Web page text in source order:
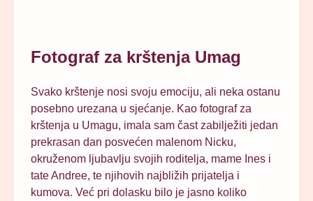
Fotograf za krštenja Umag
Svako krštenje nosi svoju emociju, ali neka ostanu
posebno urezana u sjećanje. Kao fotograf za
krštenja u Umagu, imala sam čast zabilježiti jedan
prekrasan dan posvećen malenom Nicku,
okruženom ljubavlju svojih roditelja, mame Ines i
tate Andree, te njihovih najbližih prijatelja i
kumova. Već pri dolasku bilo je jasno koliko